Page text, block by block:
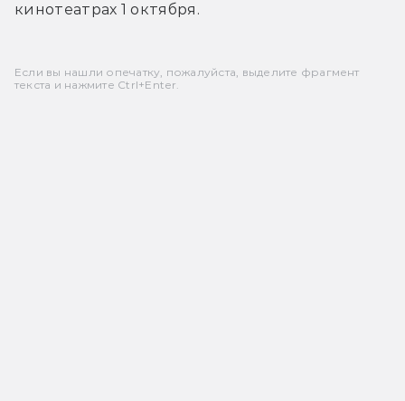
кинотеатрах 1 октября.
Если вы нашли опечатку, пожалуйста, выделите фрагмент
текста и нажмите Ctrl+Enter.